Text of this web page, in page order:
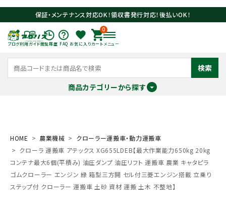
保証・メンテナンス対応OK！領収書発行対応！後払いOK！
ブログ利用ガイド閲覧履歴 FAQ お気に入り
0
カート メニュー
検索
商品カテゴリーから探す
search
HOME 農業機械
クローラー運搬車・動力運搬車
クローラ 運搬車 アテックス XG655LDEB【最大作業能力650kg 20kg
コンテナ最大6個(平積み) 油圧ダンプ 油圧リフト 運搬車 農業 キャタピラ
ゴムクローラー エンジン 緑 箱型三方開 セル付三菱エンジン搭載 立乗り
ステップ付 クローラー 運搬車 土砂 資材 運搬 土木 不整地】